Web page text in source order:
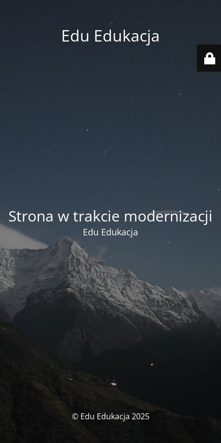
Edu Edukacja
Strona w trakcie modernizacji
Edu Edukacja
© Edu Edukacja 2025